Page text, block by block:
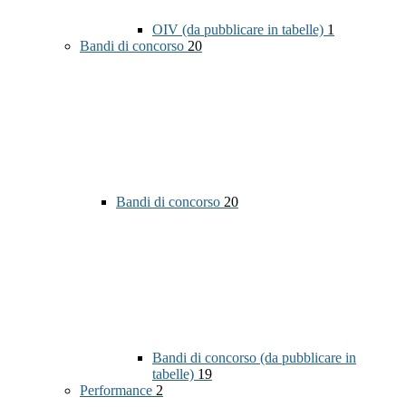
OIV (da pubblicare in tabelle) 1
Bandi di concorso 20
Bandi di concorso 20
Bandi di concorso (da pubblicare in
tabelle) 19
Performance 2